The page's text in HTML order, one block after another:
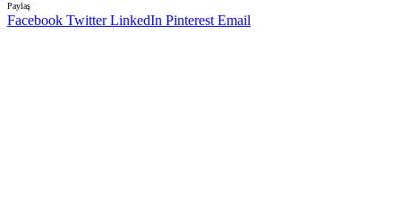
Paylaş
Facebook Twitter LinkedIn Pinterest Email